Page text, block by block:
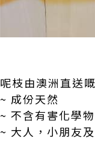
呢枝由澳洲直送
~ 成份天然
~ 不含有害化學
~ 大人，小朋友